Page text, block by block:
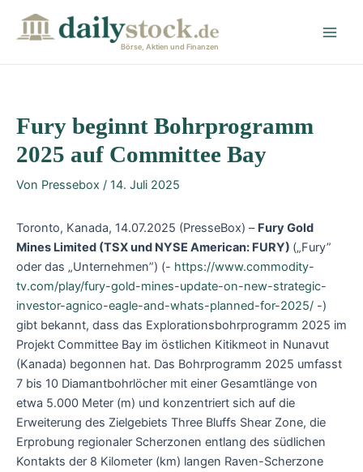
Börse, Aktien und Finanzen
Fury beginnt Bohrprogramm
2025 auf Committee Bay
Von Pressebox / 14. Juli 2025
Toronto, Kanada, 14.07.2025 (PresseBox) – Fury Gold
Mines Limited (TSX und NYSE American: FURY) („Fury”
oder das „Unternehmen”) (- https://www.commodity-
tv.com/play/fury-gold-mines-update-on-new-strategic-
investor-agnico-eagle-and-whats-planned-for-2025/ -)
gibt bekannt, dass das Explorationsbohrprogramm 2025 im
Projekt Committee Bay im östlichen Kitikmeot in Nunavut
(Kanada) begonnen hat. Das Bohrprogramm 2025 umfasst
7 bis 10 Diamantbohrlöcher mit einer Gesamtlänge von
etwa 5.000 Meter (m) und konzentriert sich auf die
Erweiterung des Zielgebiets Three Bluffs Shear Zone, die
Erprobung regionaler Scherzonen entlang des südlichen
Kontakts der 8 Kilometer (km) langen Raven-Scherzone